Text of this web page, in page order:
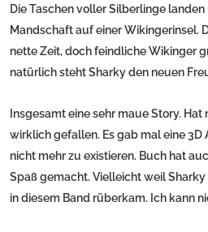
Die Taschen voller Silberlinge landen
Mandschaft auf einer Wikingerinsel.
nette Zeit, doch feindliche Wikinger
natürlich steht Sharky den neuen
Insgesamt eine sehr maue Story.
wirklich gefallen. Es gab mal eine 3D
nicht mehr zu existieren. Buch hat
Spaß gemacht. Vielleicht weil
in diesem Band rüberkam. Ich kann